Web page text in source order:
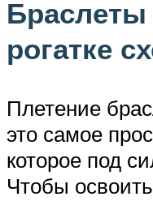
Браслеты
рогатке
Плетение
это самое
которое под
Чтобы